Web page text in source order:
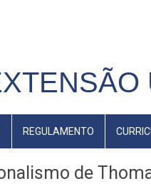
REGULAMENTO
de